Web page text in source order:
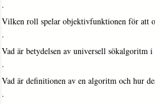
·
Vilken roll spelar objektivfunktionen för att
·
Vad är betydelsen av universell sökalgoritm
·
Vad är definitionen av en algoritm och hur
·